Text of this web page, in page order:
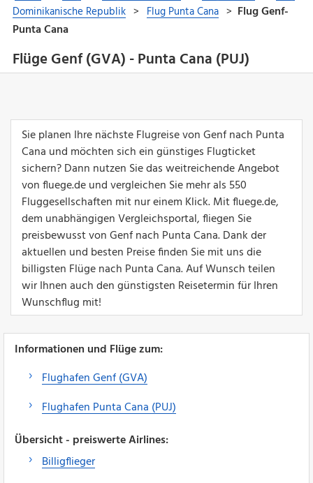
Flüge Genf (GVA) - Punta Cana (PUJ)
Sie planen Ihre nächste Flugreise von Genf nach Punta
Cana und möchten sich ein günstiges Flugticket
sichern? Dann nutzen Sie das weitreichende Angebot
von fluege.de und vergleichen Sie mehr als 550
Fluggesellschaften mit nur einem Klick. Mit fluege.de,
dem unabhängigen Vergleichsportal, fliegen Sie
preisbewusst von Genf nach Punta Cana. Dank der
aktuellen und besten Preise finden Sie mit uns die
billigsten Flüge nach Punta Cana. Auf Wunsch teilen
wir Ihnen auch den günstigsten Reisetermin für Ihren
Wunschflug mit!
Informationen und Flüge zum:
Flughafen Genf (GVA)
Flughafen Punta Cana (PUJ)
Übersicht - preiswerte Airlines:
Billigflieger